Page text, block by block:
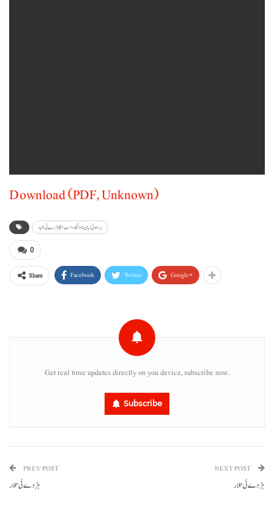
Download (PDF, Unknown)
براہوئی زبان نا اولیکو و اسٹ انگا ہڑدے ئی اخبار
0
Share Facebook Twitter Google+
Get real time updates directly on you device, subscribe now.
Subscribe
PREV POST
ہڑدے ئی تلار
NEXT POST
ہڑدے ئی تلار